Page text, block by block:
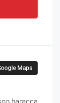
Maps